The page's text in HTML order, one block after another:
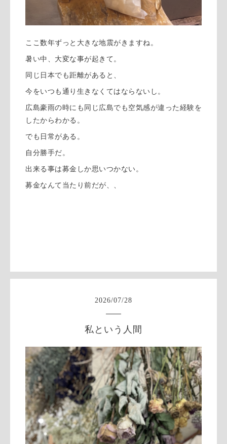
ここ数年ずっと大きな地震がきますね。
暑い中、大変な事が起きて。
同じ日本でも距離があると、
今をいつも通り生きなくてはならないし。
広島豪雨の時にも同じ広島でも空気感が違った経験を
したからわかる。
でも日常がある。
自分勝手だ。
出来る事は募金しか思いつかない。
募金なんて当たり前だが、、
2026/07/28
私という人間